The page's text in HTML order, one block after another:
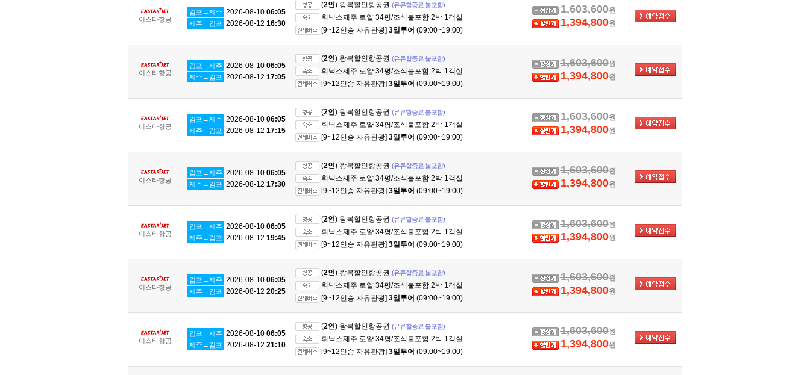
이스타항공
김포→제주 2026-08-10 06:05
제주→김포 2026-08-12 16:30
(2인) 왕복할인항공권 (유류할증료 불포함)
휘닉스제주 로얄 34평/조식불포함 2박 1객실
[9~12인승 자유관광] 3일투어 (09:00~19:00)
1,603,600원
1,394,800원
이스타항공
김포→제주 2026-08-10 06:05
제주→김포 2026-08-12 17:05
(2인) 왕복할인항공권 (유류할증료 불포함)
휘닉스제주 로얄 34평/조식불포함 2박 1객실
[9~12인승 자유관광] 3일투어 (09:00~19:00)
1,603,600원
1,394,800원
이스타항공
김포→제주 2026-08-10 06:05
제주→김포 2026-08-12 17:15
(2인) 왕복할인항공권 (유류할증료 불포함)
휘닉스제주 로얄 34평/조식불포함 2박 1객실
[9~12인승 자유관광] 3일투어 (09:00~19:00)
1,603,600원
1,394,800원
이스타항공
김포→제주 2026-08-10 06:05
제주→김포 2026-08-12 17:30
(2인) 왕복할인항공권 (유류할증료 불포함)
휘닉스제주 로얄 34평/조식불포함 2박 1객실
[9~12인승 자유관광] 3일투어 (09:00~19:00)
1,603,600원
1,394,800원
이스타항공
김포→제주 2026-08-10 06:05
제주→김포 2026-08-12 19:45
(2인) 왕복할인항공권 (유류할증료 불포함)
휘닉스제주 로얄 34평/조식불포함 2박 1객실
[9~12인승 자유관광] 3일투어 (09:00~19:00)
1,603,600원
1,394,800원
이스타항공
김포→제주 2026-08-10 06:05
제주→김포 2026-08-12 20:25
(2인) 왕복할인항공권 (유류할증료 불포함)
휘닉스제주 로얄 34평/조식불포함 2박 1객실
[9~12인승 자유관광] 3일투어 (09:00~19:00)
1,603,600원
1,394,800원
이스타항공
김포→제주 2026-08-10 06:05
제주→김포 2026-08-12 21:10
(2인) 왕복할인항공권 (유류할증료 불포함)
휘닉스제주 로얄 34평/조식불포함 2박 1객실
[9~12인승 자유관광] 3일투어 (09:00~19:00)
1,603,600원
1,394,800원